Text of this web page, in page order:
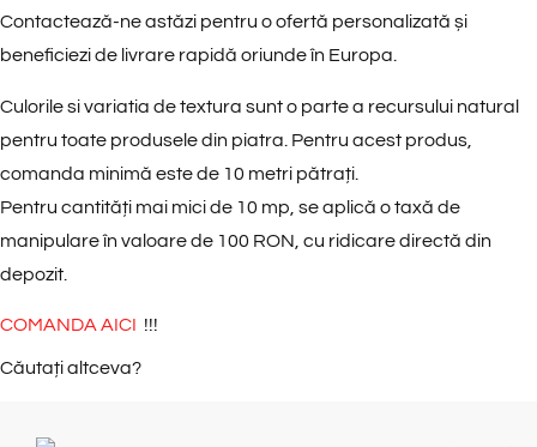
Contactează-ne astăzi pentru o ofertă personalizată și
beneficiezi de livrare rapidă oriunde în Europa.
Culorile si variatia de textura sunt o parte a recursului natural
pentru toate produsele din piatra. Pentru acest produs,
comanda minimă este de 10 metri pătrați
Pentru cantități mai mici de 10 mp, se aplică otaxă de
manipulare în valoare de 100 RON , cu ridicare directă din
depozit
COMANDA AICI !!!
Căutați altceva?